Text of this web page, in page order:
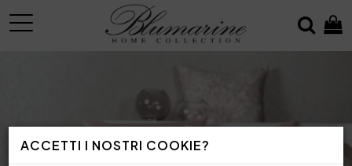
ACCETTI I NOSTRI COOKIE?
MENU